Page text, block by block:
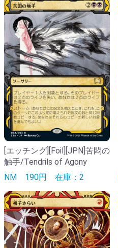
[エッチング][Foil][JPN]苦悶の
触手/Tendrils of Agony
NM 190円 在庫：2